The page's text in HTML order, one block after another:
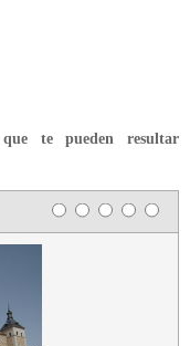
te pueden resultar